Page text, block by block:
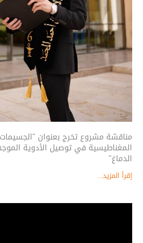
مناقشة مشروع تخرج بعنوان "الجسيمات
المغناطيسية في توصيل الأدوية
الدماغ"
إقرأ المزيد...